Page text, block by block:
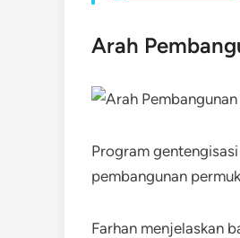
Arah
Program
pembangunan
Farhan menjelaskan